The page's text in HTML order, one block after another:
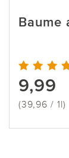
Baume
9,99
(39,96 / 1l)